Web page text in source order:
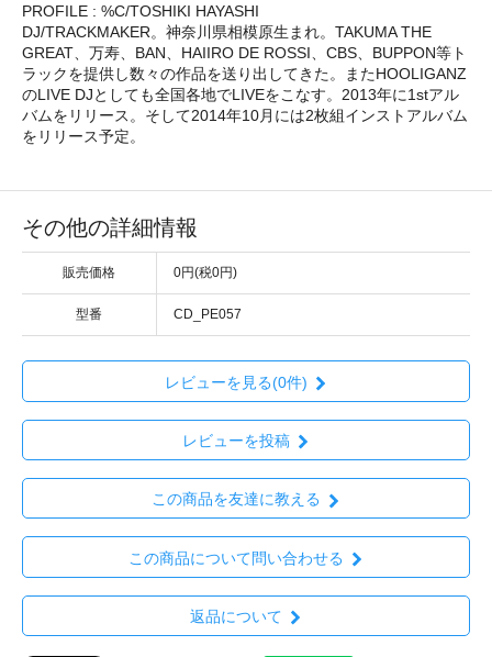
PROFILE : %C/TOSHIKI HAYASHI
DJ/TRACKMAKER。神奈川県相模原生まれ。TAKUMA THE
GREAT、万寿、BAN、HAIIRO DE ROSSI、CBS、BUPPON等ト
ラックを提供し数々の作品を送り出してきた。またHOOLIGANZ
のLIVE DJとしても全国各地でLIVEをこなす。2013年に1stアル
バムをリリース。そして2014年10月には2枚組インストアルバム
をリリース予定。
その他の詳細情報
販売価格 0円(税0円)
型番 CD_PE057
レビューを見る(0件)
レビューを投稿
この商品を友達に教える
この商品について問い合わせる
返品について